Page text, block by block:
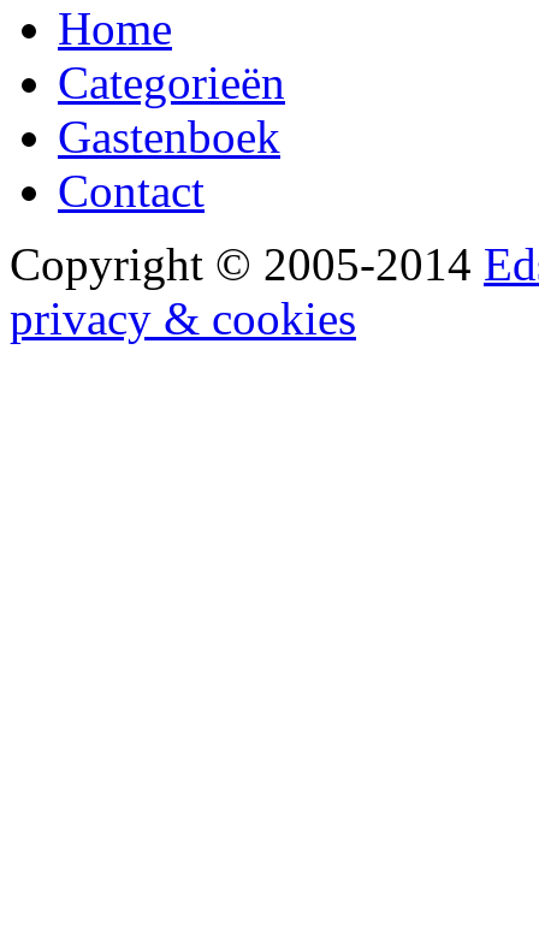
Home
Categorieën
Gastenboek
Contact
Copyright © 2005-2014
privacy & cookies